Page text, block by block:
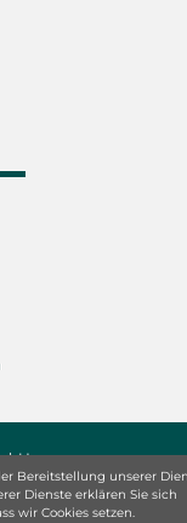
Bereitstellung unserer
Dienste erklären Sie sich
wir Cookies setzen.
- created byCREATIVCLICKS